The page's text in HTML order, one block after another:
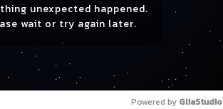
unexpected happened.
wait or try again later.
Powered by